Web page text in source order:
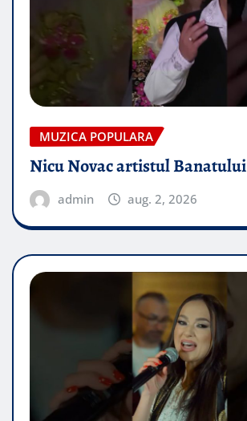
MUZICA POPULARA
Nicu Novac artistul Banatului
admin aug. 2, 2026